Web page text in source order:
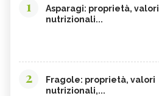
1
Asparagi: proprietà, valori
nutrizionali...
2
Fragole: proprietà, valori
nutrizionali,...